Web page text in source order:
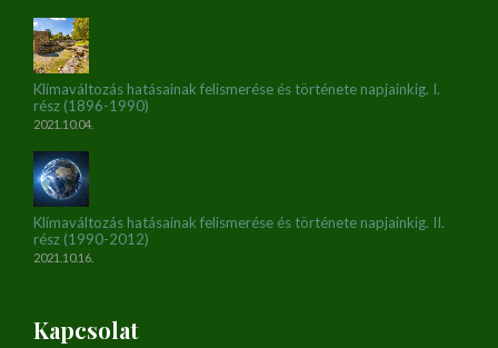
Klímaváltozás hatásainak felismerése és története napjainkig. I.
rész (1896-1990)
2021.10.04.
Klímaváltozás hatásainak felismerése és története napjainkig. II.
rész (1990-2012)
2021.10.16.
Kapcsolat